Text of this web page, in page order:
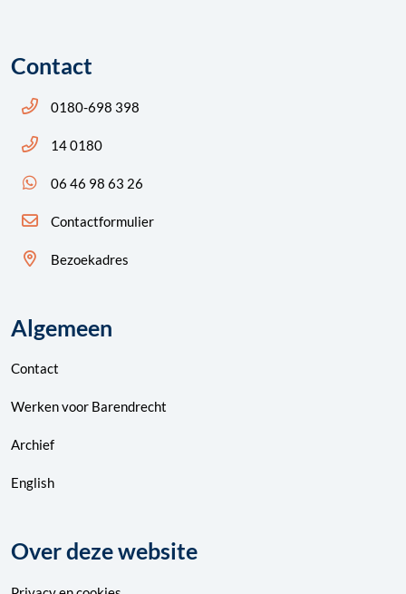
Contact
Bel ons: 14 0180
0180-698 398
Bel ons: 14 0180
14 0180
App ons: 06 46 98 63 26 (WhatsApp)
06 46 98 63 26
Contactformulier
Bezoekadres
Algemeen
Contact
Werken voor Barendrecht
Archief
English
Over deze website